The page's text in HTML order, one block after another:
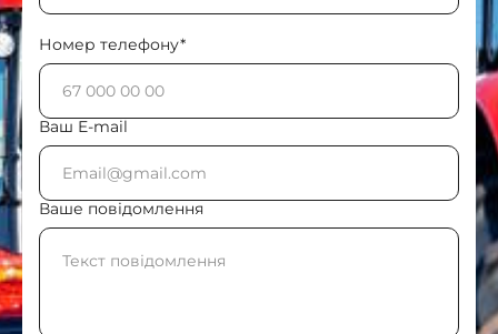
Номер телефону*
Ваш E-mail
Ваше повідомлення